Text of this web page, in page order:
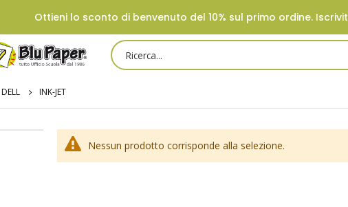
Ottieni lo sconto di benvenuto del 10% sul primo ordine.
DELL INK-JET
Nessun prodotto corrisponde alla selezione.